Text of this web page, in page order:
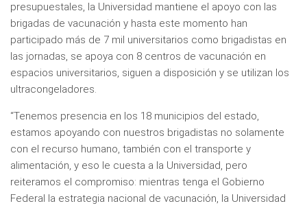
presupuestales, la Universidad mantiene el apoyo con las
brigadas de vacunación y hasta este momento han
participado más de 7 mil universitarios como brigadistas en
las jornadas, se apoya con 8 centros de vacunación en
espacios universitarios, siguen a disposición y se utilizan los
ultracongeladores.
“Tenemos presencia en los 18 municipios del estado,
estamos apoyando con nuestros brigadistas no solamente
con el recurso humano, también con el transporte y
alimentación, y eso le cuesta a la Universidad, pero
reiteramos el compromiso: mientras tenga el Gobierno
Federal la estrategia nacional de vacunación, la Universidad